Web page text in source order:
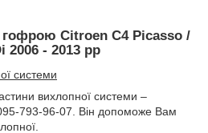
Citroen C4 Picasso /
2006 - 2013 рр
системи
вихлопної системи –
095-793-96-07. Він допоможе Вам